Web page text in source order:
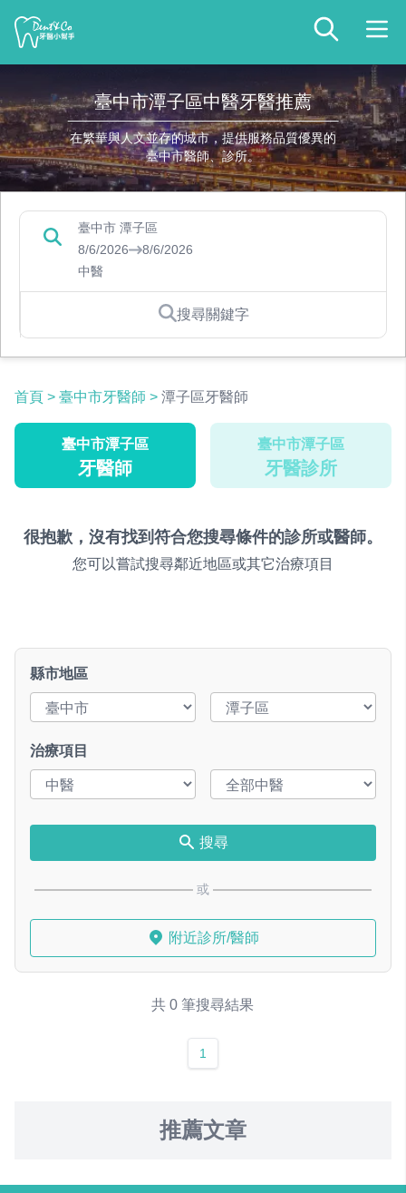
臺中市潭子區中醫牙醫推薦
在繁華與人文並存的城市，提供服務品質優異的
臺中市醫師、診所。
臺中市 潭子區
8/6/2026
8/6/2026
中醫
搜尋關鍵字
首頁 > 臺中市牙醫師 > 潭子區牙醫師
臺中市潭子區
牙醫師
臺中市潭子區
牙醫診所
很抱歉，沒有找到符合您搜尋條件的診所或醫師。
您可以嘗試搜尋鄰近地區或其它治療項目
縣市地區
治療項目
搜尋
或
附近診所/醫師
共 0 筆搜尋結果
1
推薦文章